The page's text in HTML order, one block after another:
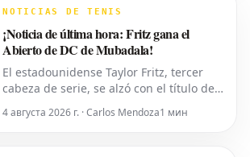
avanzó a octavos de final del National
Toront
NOTICIAS DE TENIS
¡Noticia de última hora: Fritz gana el
Abierto de DC de Mubadala!
El estadounidense Taylor Fritz, tercer
cabeza de serie, se alzó con el título del
lunes por la noche, tras derrotar al
4 августа 2026 г. · Carlos Mendoza1 мин